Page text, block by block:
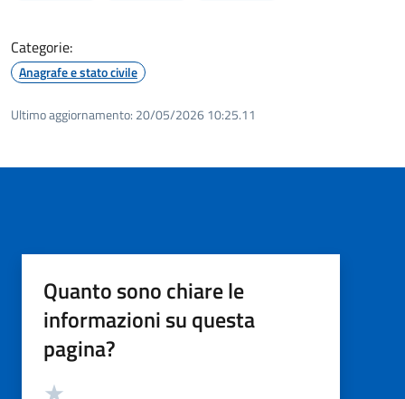
Categorie:
Anagrafe e stato civile
Ultimo aggiornamento: 20/05/2026 10:25.11
Quanto sono chiare le
informazioni su questa
pagina?
Valutazione